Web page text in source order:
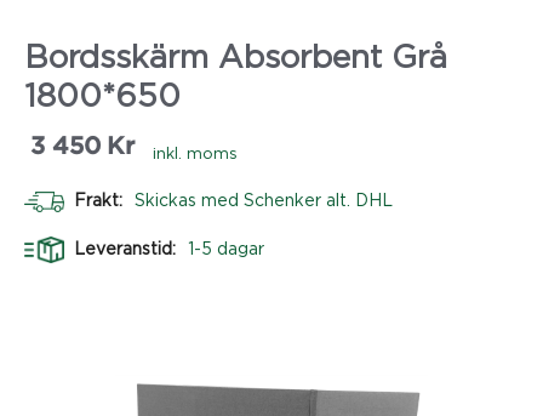
Bordsskärm Absorbent Grå
1800*650
3 450 Kr inkl. moms
Frakt: Skickas med Schenker alt. DHL
Leveranstid: 1-5 dagar